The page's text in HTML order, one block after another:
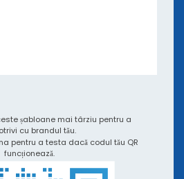
șabloane mai târziu pentru a
cu brandul tău.
pentru a testa dacă codul tău QR
funcționează.